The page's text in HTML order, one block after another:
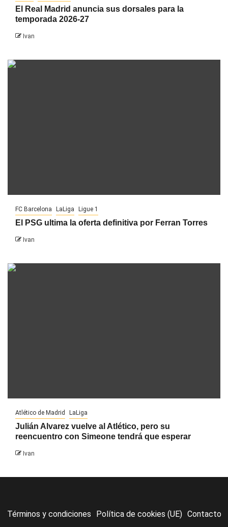
El Real Madrid anuncia sus dorsales para la
temporada 2026-27
Ivan
FC Barcelona LaLiga Ligue 1
El PSG ultima la oferta definitiva por Ferran Torres
Ivan
Atlético de Madrid LaLiga
Julián Alvarez vuelve al Atlético, pero su
reencuentro con Simeone tendrá que esperar
Ivan
Términos y condiciones Política de cookies (UE) Contacto